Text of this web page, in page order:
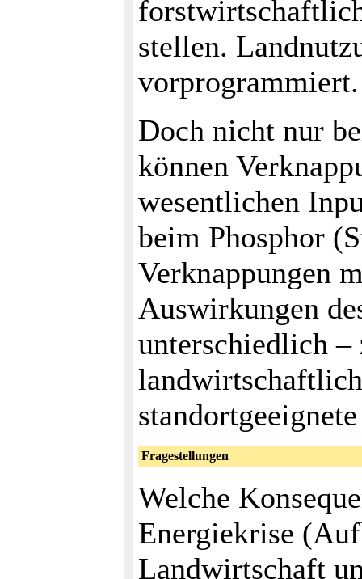
stellen.
vorprogrammiert.
Doch nicht nur
können
wesentlichen
beim Phosphor
Verknappungen
Auswirkungen
unterschiedlich –
Fragestellungen
Welche
Energiekrise
Landwirtschaft